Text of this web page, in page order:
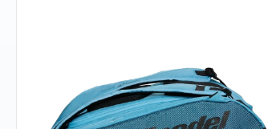
שליטה מקסימלית עם נגיעה רכה ונוחות. הבחירה
של ג'מה טריאי לטורניר ה-Rome Major. 🇮🇱
PADELSTORE — היבואן והמפיץ הרשמי של